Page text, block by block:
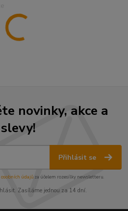
novinky, akce a
slevy!
Přihlásit se
údajůza účelem rozesílky newsletteru.
Zasíláme jednou za 14 dní.